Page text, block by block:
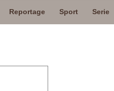
Reportage Sport Serie